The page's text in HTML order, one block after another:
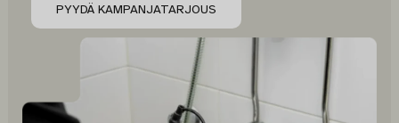
PYYDÄ KAMPANJATARJOUS